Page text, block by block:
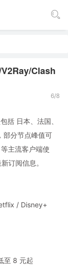
Clash
6/8
括 日本、法国、
部分节点峰值可
主流客户端使
订阅信息。
/ Disney+
至 8 元起